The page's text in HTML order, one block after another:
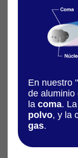
En nuestro
de aluminio
la coma.
polvo, y la
gas.